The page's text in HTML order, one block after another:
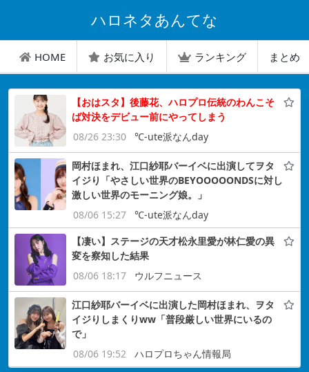
ハロネタあんてな
HOME お気に入り ランキング まとめ
【おはスタ】後藤花、ハロプロ伝統のわんこそ
ば対決をデビュー前にやってしまう
08/26 23:30
℃-ute派なんday
岡村ほまれ、江口紗耶バーイベに出演してヲタ
イジり「やさしい世界のBEYOOOOONDSに対し
激しい世界のモーニング娘。」
08/06 15:27
℃-ute派なんday
【凄い】ステージの天才松永里愛が林仁愛の異
変を察知した結果
08/06 18:17
ウルフニュース
江口紗耶バーイベに出演した岡村ほまれ、ヲタ
イジりしまくりww「普段厳しい世界にいるの
で」
08/06 19:52
ハロプロちゃん情報局